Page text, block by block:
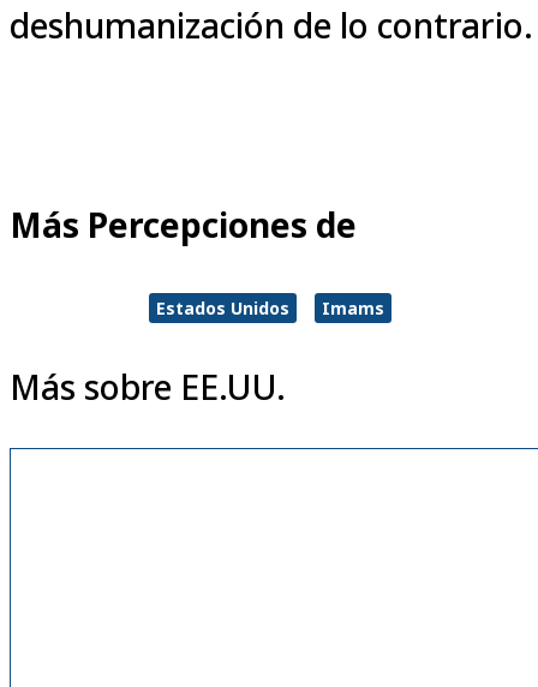
deshumanización de lo contrario.
Más Percepciones de
Estados Unidos Imams
Más sobre EE.UU.